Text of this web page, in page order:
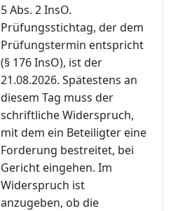
5 Abs. 2 InsO.
Prüfungsstichtag, der dem
Prüfungstermin entspricht
(§ 176 InsO), ist der
21.08.2026. Spätestens an
diesem Tag muss der
schriftliche Widerspruch,
mit dem ein Beteiligter eine
Forderung bestreitet, bei
Gericht eingehen. Im
Widerspruch ist
anzugeben, ob die